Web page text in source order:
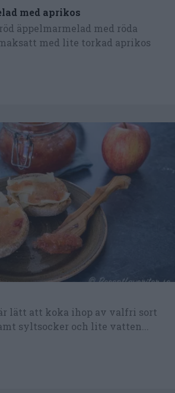
med aprikos
äppelmarmelad med röda
med lite torkad aprikos
lätt att koka ihop av valfri sort
syltsocker och lite vatten...